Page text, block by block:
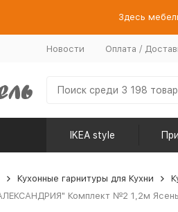
Здесь
Новости Оплата /
IKEA style
Кухонные гарнитуры для Кухни
Комплект №2 1,2м